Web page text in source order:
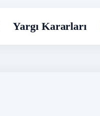
Yargı Kararları